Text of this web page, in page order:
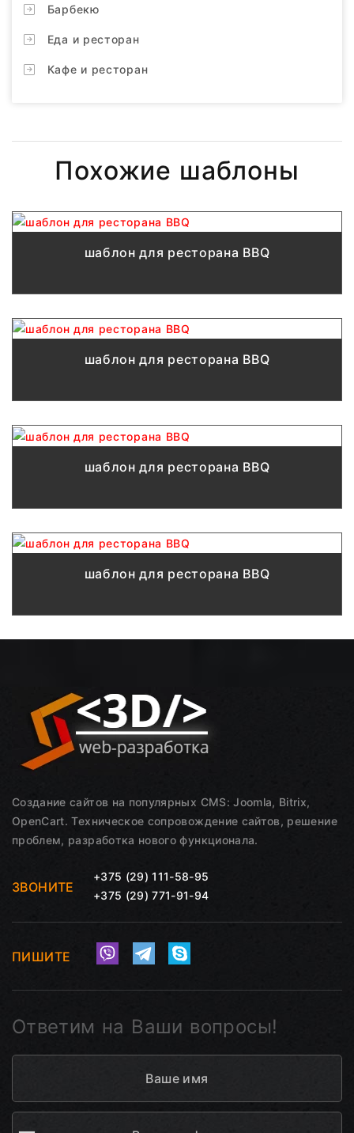
Барбекю
Еда и ресторан
Кафе и ресторан
Похожие шаблоны
шаблон для ресторана BBQ
шаблон для ресторана BBQ
шаблон для ресторана BBQ
шаблон для ресторана BBQ
Создание сайтов на популярных CMS: Joomla, Bitrix,
OpenCart. Техническое сопровождение сайтов, решение
проблем, разработка нового функционала.
ЗВОНИТЕ
+375 (29) 111-58-95
+375 (29) 771-91-94
ПИШИТЕ
Ответим на Ваши вопросы!